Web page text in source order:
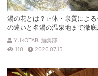
湯の花とは？正体・泉質による
の違いと名湯の温泉地まで徹底
説
YUKOTABI 編集部
110
2026.07.15